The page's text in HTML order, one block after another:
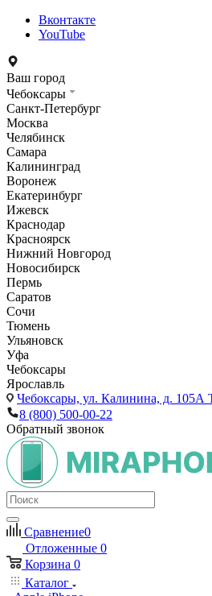
Вконтакте
YouTube
Ваш город
Чебоксары
Санкт-Петербург
Москва
Челябинск
Самара
Калининград
Воронеж
Екатеринбург
Ижевск
Краснодар
Красноярск
Нижний Новгород
Новосибирск
Пермь
Саратов
Сочи
Тюмень
Ульяновск
Уфа
Чебоксары
Ярославль
Чебоксары, ул. Калинина, д.
8 (800) 500-00-22
Обратный звонок
Сравнение0
Отложенные 0
Корзина 0
Каталог